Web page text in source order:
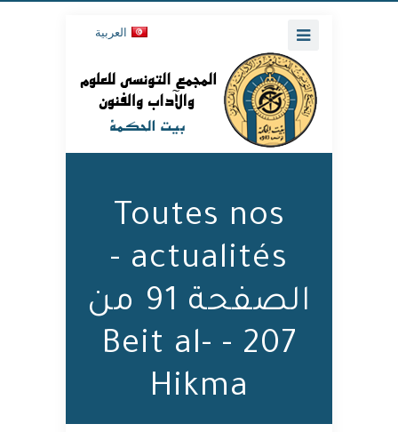
العربية
Toutes nos
actualités -
الصفحة 91 من
207 - Beit al-
Hikma